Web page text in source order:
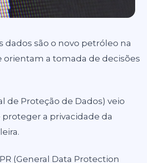
dados são o novo petróleo na
orientam a tomada de decisões
de Proteção de Dados) veio
proteger a privacidade da
(General Data Protection